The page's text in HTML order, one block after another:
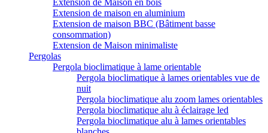
Extension de Maison en bois
Extension de maison en aluminium
Extension de maison BBC (Bâtiment basse
consommation)
Extension de Maison minimaliste
Pergolas
Pergola bioclimatique à lame orientable
Pergola bioclimatique à lames orientables vue de
nuit
Pergola bioclimatique alu zoom lames orientables
Pergola bioclimatique alu à éclairage led
Pergola bioclimatique alu à lames orientables